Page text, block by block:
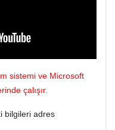
sistemi ve Microsoft
çalışır.
bilgileri adres